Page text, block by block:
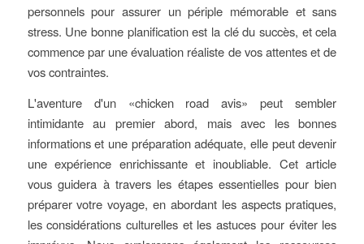
personnels pour assurer un périple mémorable et sans
stress. Une bonne planification est la clé du succès, et cela
commence par une évaluation réaliste de vos attentes et de
vos contraintes.
L'aventure d'un «chicken road avis» peut sembler
intimidante au premier abord, mais avec les bonnes
informations et une préparation adéquate, elle peut devenir
une expérience enrichissante et inoubliable. Cet article
vous guidera à travers les étapes essentielles pour bien
préparer votre voyage, en abordant les aspects pratiques,
les considérations culturelles et les astuces pour éviter les